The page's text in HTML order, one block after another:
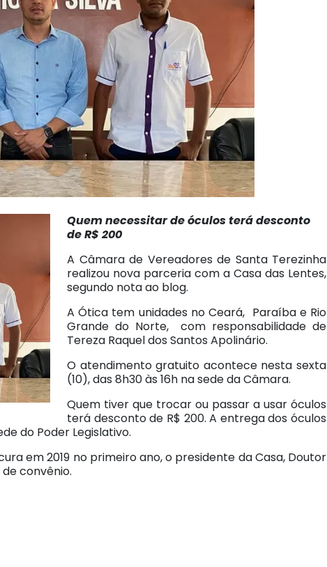
Quem necessitar de óculos terá desconto
de R$ 200
A Câmara de Vereadores de Santa Terezinha
realizou nova parceria com a Casa das Lentes,
segundo nota ao blog.
A Ótica tem unidades no Ceará, Paraíba e Rio
Grande do Norte, com responsabilidade de
Tereza Raquel dos Santos Apolinário.
O atendimento gratuito acontece nesta sexta
(10), das 8h30 às 16h na sede da Câmara.
Quem tiver que trocar ou passar a usar óculos
terá desconto de R$ 200. A entrega dos óculos
do Poder Legislativo.
em 2019 no primeiro ano, o presidente da Casa, Doutor
convênio.